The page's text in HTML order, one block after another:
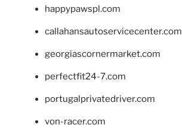
happypawspl.com
callahansautoservicecenter.com
georgiascornermarket.com
perfectfit24-7.com
portugalprivatedriver.com
von-racer.com